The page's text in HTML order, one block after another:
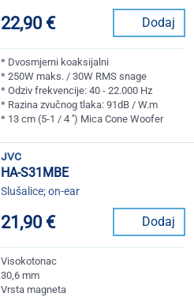
22,90 € Dodaj
* Dvosmjerni koaksijalni
* 250W maks. / 30W RMS snage
* Odziv frekvencije: 40 - 22.000 Hz
* Razina zvučnog tlaka: 91dB / W.m
* 13 cm (5-1 / 4 '') Mica Cone Woofer
jvc
HA-S31MBE
Slušalice; on-ear
21,90 € Dodaj
Visokotonac
30,6 mm
Vrsta magneta